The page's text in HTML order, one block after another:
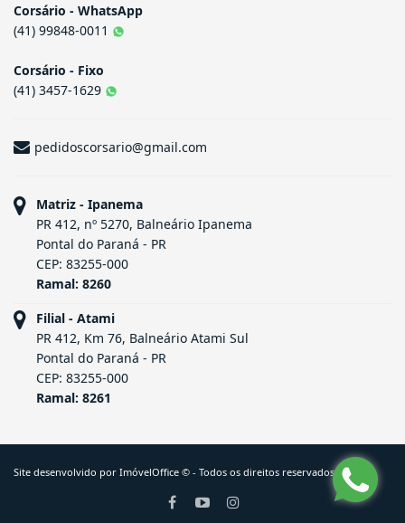
Corsário - WhatsApp
(41) 99848-0011
Corsário - Fixo
(41) 3457-1629
pedidoscorsario@gmail.com
Matriz - Ipanema
PR 412, nº 5270, Balneário Ipanema
Pontal do Paraná - PR
CEP: 83255-000
Ramal: 8260
Filial - Atami
PR 412, Km 76, Balneário Atami Sul
Pontal do Paraná - PR
CEP: 83255-000
Ramal: 8261
Site desenvolvido por ImóvelOffice © - Todos os direitos reservados